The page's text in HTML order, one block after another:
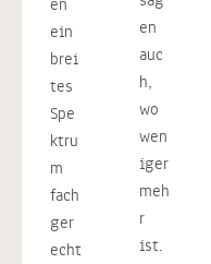
en
ein
brei
tes
Spe
ktru
m
fach
ger
echt
en
auc
h,
wo
wen
iger
meh
r
ist.